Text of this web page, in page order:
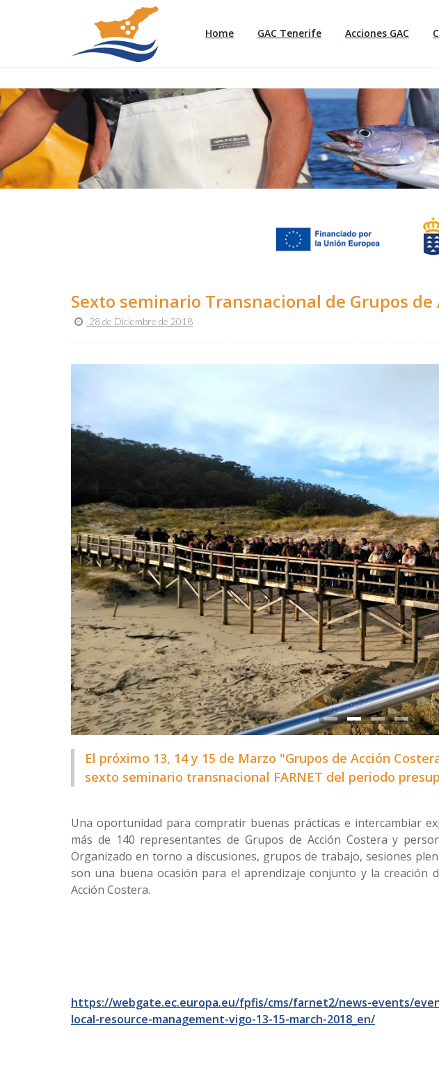
Home GAC Tenerife Acciones GAC
Sexto seminario Transnacional de Grupos de
28 de Diciembre de 2018
El próximo 13, 14 y 15 de Marzo "Grupos de Acción
sexto seminario transnacional FARNET del periodo
Una oportunidad para compratir buenas prácticas e intercambiar
más de 140 representantes de Grupos de Acción Costera y
Organizado en torno a discusiones, grupos de trabajo, sesiones
son una buena ocasión para el aprendizaje conjunto y la creación
Acción Costera.
https://webgate.ec.europa.eu/fpfis/cms/farnet2/news-events/
local-resource-management-vigo-13-15-march-2018_en/